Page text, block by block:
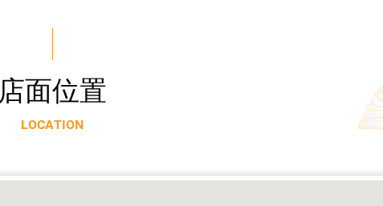
店面位置
LOCATION